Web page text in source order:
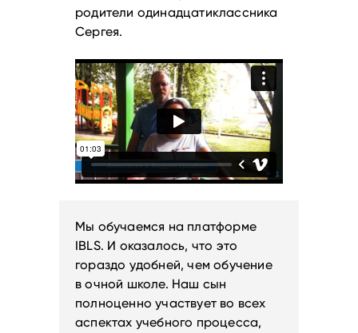
родители одинадцатиклассника
Сергея.
Мы обучаемся на платформе
IBLS. И оказалось, что это
гораздо удобней, чем обучение
в очной школе. Наш сын
полноценно участвует во всех
аспектах учебного процесса,